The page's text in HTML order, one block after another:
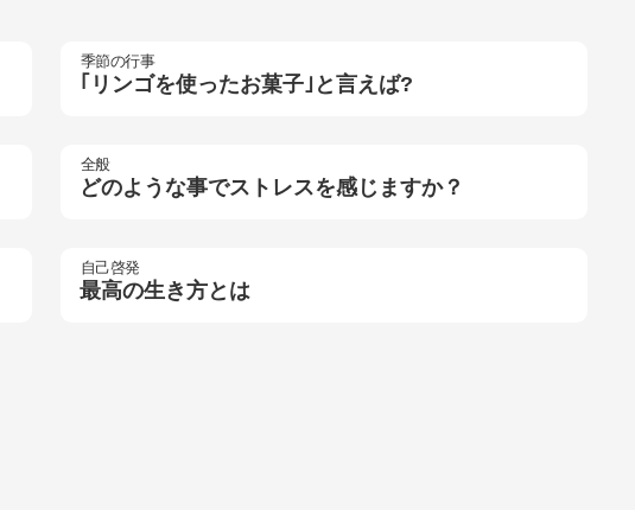
季節の行事
｢リンゴを使ったお菓子｣と言えば?
全般
どのような事でストレスを感じますか？
自己啓発
最高の生き方とは